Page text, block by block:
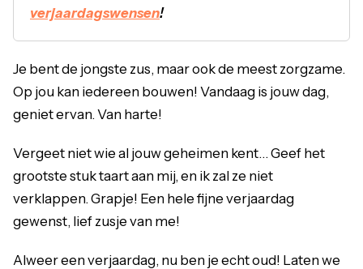
verjaardagswensen!
Je bent de jongste zus, maar ook de meest zorgzame.
Op jou kan iedereen bouwen! Vandaag is jouw dag,
geniet ervan. Van harte!
Vergeet niet wie al jouw geheimen kent… Geef het
grootste stuk taart aan mij, en ik zal ze niet
verklappen. Grapje! Een hele fijne verjaardag
gewenst, lief zusje van me!
Alweer een verjaardag, nu ben je echt oud! Laten we